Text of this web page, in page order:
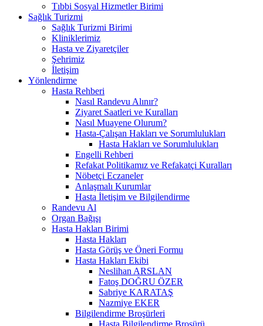
Tıbbi Sosyal Hizmetler Birimi
Sağlık Turizmi
Sağlık Turizmi Birimi
Kliniklerimiz
Hasta ve Ziyaretçiler
Şehrimiz
İletişim
Yönlendirme
Hasta Rehberi
Nasıl Randevu Alınır?
Ziyaret Saatleri ve Kuralları
Nasıl Muayene Olurum?
Hasta-Çalışan Hakları ve Sorumlulukları
Hasta Hakları ve Sorumlulukları
Engelli Rehberi
Refakat Politikamız ve Refakatçi Kuralları
Nöbetçi Eczaneler
Anlaşmalı Kurumlar
Hasta İletişim ve Bilgilendirme
Randevu Al
Organ Bağışı
Hasta Hakları Birimi
Hasta Hakları
Hasta Görüş ve Öneri Formu
Hasta Hakları Ekibi
Neslihan ARSLAN
Fatoş DOĞRU ÖZER
Sabriye KARATAŞ
Nazmiye EKER
Bilgilendirme Broşürleri
Hasta Bilgilendirme Broşürü